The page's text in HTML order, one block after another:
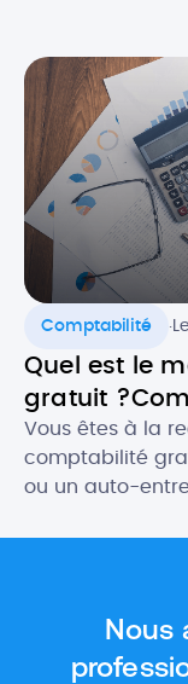
gratuit ET
Comptabilité .
Quel est le
gratuit
Vous êtes à la
comptabilité
ou un auto-
Dans cetNous